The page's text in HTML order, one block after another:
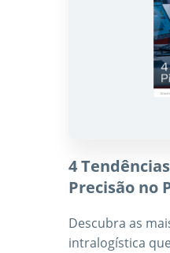
4
Precisão no
Descubra as
intralogística